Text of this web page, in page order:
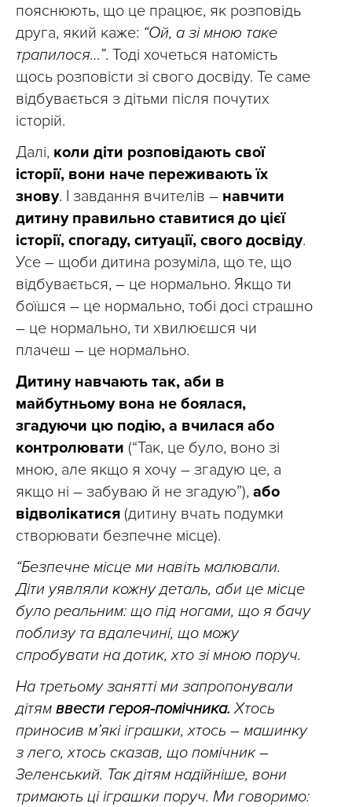
пояснюють, що це працює, як розповідь
друга, який каже: “Ой, а зі мною таке
трапилося…”. Тоді хочеться натомість
щось розповісти зі свого досвіду. Те саме
відбувається з дітьми після почутих
історій.
Далі, коли діти розповідають свої
історії, вони наче переживають їх
знову. І завдання вчителів – навчити
дитину правильно ставитися до цієї
історії, спогаду, ситуації, свого досвіду.
Усе – щоби дитина розуміла, що те, що
відбувається, – це нормально. Якщо ти
боїшся – це нормально, тобі досі страшно
– це нормально, ти хвилюєшся чи
плачеш – це нормально.
Дитину навчають так, аби в
майбутньому вона не боялася,
згадуючи цю подію, а вчилася або
контролювати (“Так, це було, воно зі
мною, але якщо я хочу – згадую це, а
якщо ні – забуваю й не згадую”), або
відволікатися (дитину вчать подумки
створювати безпечне місце).
“Безпечне місце ми навіть малювали.
Діти уявляли кожну деталь, аби це місце
було реальним: що під ногами, що я бачу
поблизу та вдалечині, що можу
спробувати на дотик, хто зі мною поруч.
На третьому занятті ми запропонували
дітям ввести героя-помічника.Хтось
приносив м’які іграшки, хтось – машинку
з лего, хтось сказав, що помічник –
Зеленський. Так дітям надійніше, вони
тримають ці іграшки поруч. Ми говоримо: